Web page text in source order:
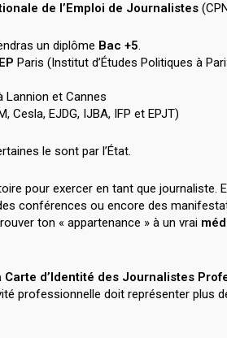
de l’Emploi de Journalistes
un diplôme Bac +5.
Paris (Institut d’Études Politiques à
Lannion et Cannes
Cesla, EJDG, IJBA, IFP et EPJT)
le sont par l’État.
pour exercer en tant que journaliste.
conférences ou encore des
ton « appartenance » à un vrai
Carte d’Identité des Journalistes
professionnelle doit représenter plus